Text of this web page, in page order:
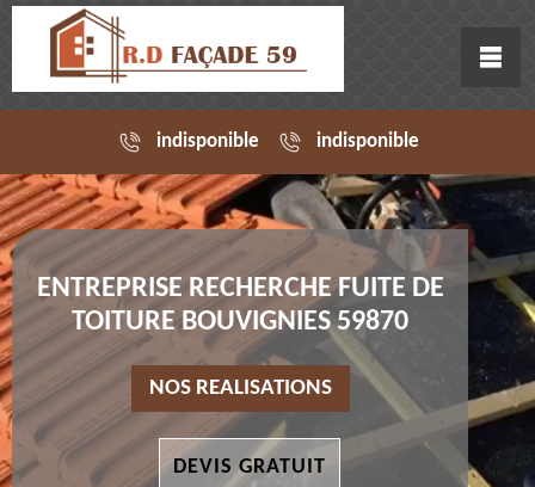
indisponible indisponible
ENTREPRISE RECHERCHE FUITE DE
TOITURE BOUVIGNIES 59870
NOS REALISATIONS
DEVIS GRATUIT